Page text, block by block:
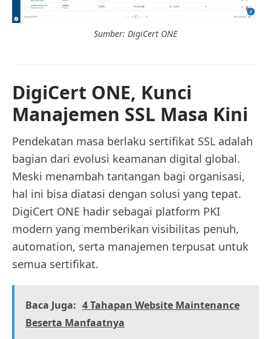
Sumber: DigiCert ONE
DigiCert ONE, Kunci
Manajemen SSL Masa Kini
Pendekatan masa berlaku sertifikat SSL adalah
bagian dari evolusi keamanan digital global.
Meski menambah tantangan bagi organisasi,
hal ini bisa diatasi dengan solusi yang tepat.
DigiCert ONE hadir sebagai platform PKI
modern yang memberikan visibilitas penuh,
automation, serta manajemen terpusat untuk
semua sertifikat.
Baca Juga: 4 Tahapan Website Maintenance
Beserta Manfaatnya